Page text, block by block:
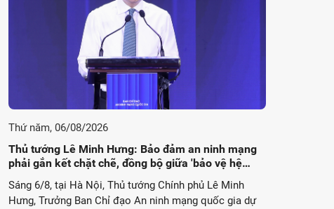
Thứ năm, 06/08/2026
Thủ tướng Lê Minh Hưng: Bảo đảm an ninh mạng
phải gắn kết chặt chẽ, đồng bộ giữa 'bảo vệ hệ
thống' và 'bảo vệ con người'*
Sáng 6/8, tại Hà Nội, Thủ tướng Chính phủ Lê Minh
Hưng, Trưởng Ban Chỉ đạo An ninh mạng quốc gia dự